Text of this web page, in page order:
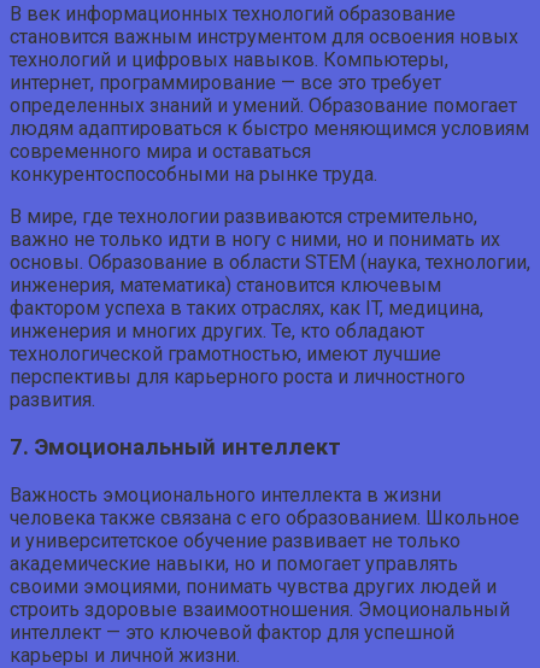
В век информационных технологий образование
становится важным инструментом для освоения новых
технологий и цифровых навыков. Компьютеры,
интернет, программирование — все это требует
определенных знаний и умений. Образование помогает
людям адаптироваться к быстро меняющимся условиям
современного мира и оставаться
конкурентоспособными на рынке труда.
В мире, где технологии развиваются стремительно,
важно не только идти в ногу с ними, но и понимать их
основы. Образование в области STEM (наука, технологии,
инженерия, математика) становится ключевым
фактором успеха в таких отраслях, как IT, медицина,
инженерия и многих других. Те, кто обладают
технологической грамотностью, имеют лучшие
перспективы для карьерного роста и личностного
развития.
7. Эмоциональный интеллект
Важность эмоционального интеллекта в жизни
человека также связана с его образованием. Школьное
и университетское обучение развивает не только
академические навыки, но и помогает управлять
своими эмоциями, понимать чувства других людей и
строить здоровые взаимоотношения. Эмоциональный
интеллект — это ключевой фактор для успешной
карьеры и личной жизни.